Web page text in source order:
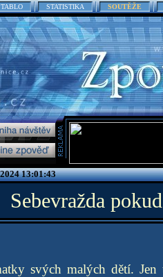
TABLO STATISTIKA SOUTĚŽE
13:01:43
Sebevražda
svých malých dětí.